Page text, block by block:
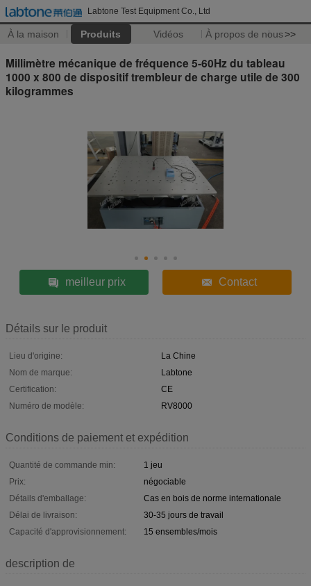
Labtone Test Equipment Co., Ltd
À la maison Produits Vidéos À propos de nous>>
Millimètre mécanique de fréquence 5-60Hz du tableau
1000 x 800 de dispositif trembleur de charge utile de 300
kilogrammes
meilleur prix Contact
Détails sur le produit
Lieu d'origine:
La Chine
Nom de marque:
Labtone
Certification:
CE
Numéro de modèle:
RV8000
Conditions de paiement et expédition
Quantité de commande min:
1 jeu
Prix:
négociable
Détails d'emballage:
Cas en bois de norme internationale
Délai de livraison:
30-35 jours de travail
Capacité d'approvisionnement:
15 ensembles/mois
description de